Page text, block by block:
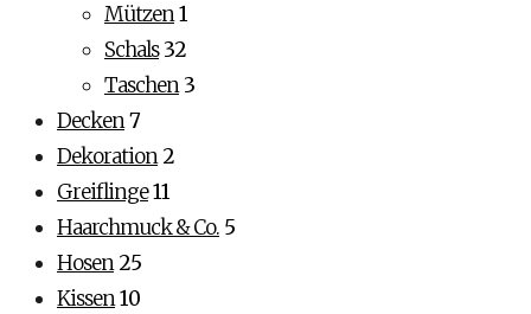
Mützen1
Schals32
Taschen3
Decken7
Dekoration 2
Greiflinge11
Haarchmuck & Co. 5
Hosen 25
Kissen10